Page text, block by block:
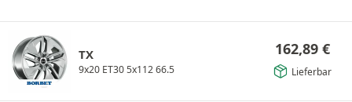
TX
9x20 ET30 5x112 66.5
162,89 €
Lieferbar